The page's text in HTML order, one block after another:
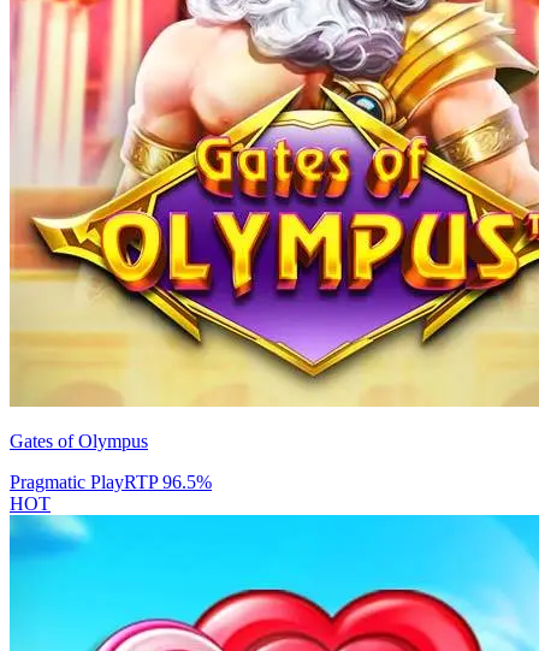
Gates of Olympus
Pragmatic PlayRTP96.5%
HOT